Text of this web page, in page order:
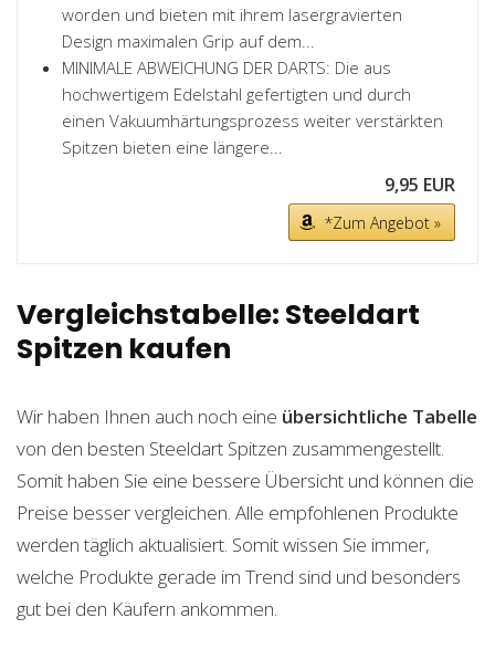
worden und bieten mit ihrem lasergravierten
Design maximalen Grip auf dem...
MINIMALE ABWEICHUNG DER DARTS: Die aus
hochwertigem Edelstahl gefertigten und durch
einen Vakuumhärtungsprozess weiter verstärkten
Spitzen bieten eine längere...
9,95 EUR
*Zum Angebot »
Vergleichstabelle: Steeldart
Spitzen kaufen
Wir haben Ihnen auch noch eine übersichtliche Tabelle
von den besten Steeldart Spitzen zusammengestellt.
Somit haben Sie eine bessere Übersicht und können die
Preise besser vergleichen. Alle empfohlenen Produkte
werden täglich aktualisiert. Somit wissen Sie immer,
welche Produkte gerade im Trend sind und besonders
gut bei den Käufern ankommen.